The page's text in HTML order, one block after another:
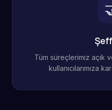
Tüm süreçlerimiz açık
kullanıcılarımıza